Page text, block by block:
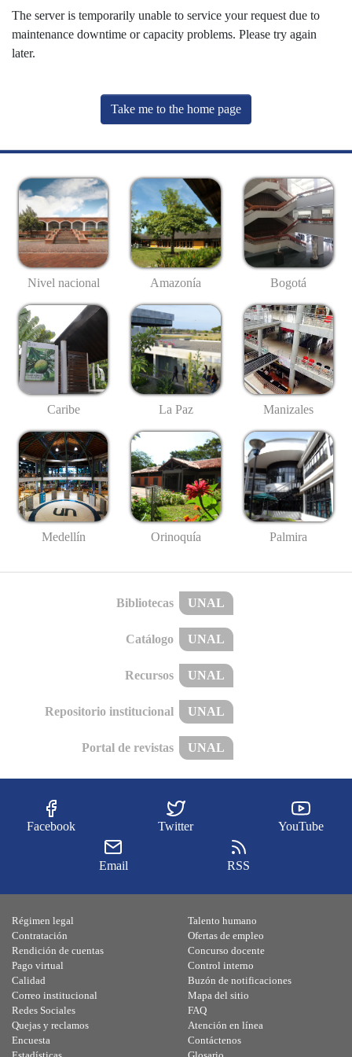
The server is temporarily unable to service your request due to
maintenance downtime or capacity problems. Please try again
later.
Take me to the home page
Nivel nacional Amazonía Bogotá
Caribe La Paz Manizales
Medellín Orinoquía Palmira
Bibliotecas UNAL
Catálogo UNAL
Recursos UNAL
Repositorio institucional UNAL
Portal de revistas UNAL
Facebook Twitter YouTube
Email RSS
Régimen legal
Contratación
Rendición de cuentas
Pago virtual
Calidad
Talento humano
Ofertas de empleo
Concurso docente
Control interno
Buzón de notificaciones
Correo institucional
Redes Sociales
Quejas y reclamos
Encuesta
Mapa del sitio
FAQ
Atención en línea
Contáctenos